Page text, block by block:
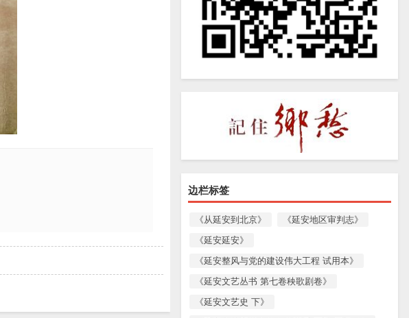
边栏标签
《从延安到北京》
《延安地区审判志》
《延安延安》
《延安整风与党的建设伟大工程 试用本》
《延安文艺丛书 第七卷秧歌剧卷》
《延安文艺史 下》